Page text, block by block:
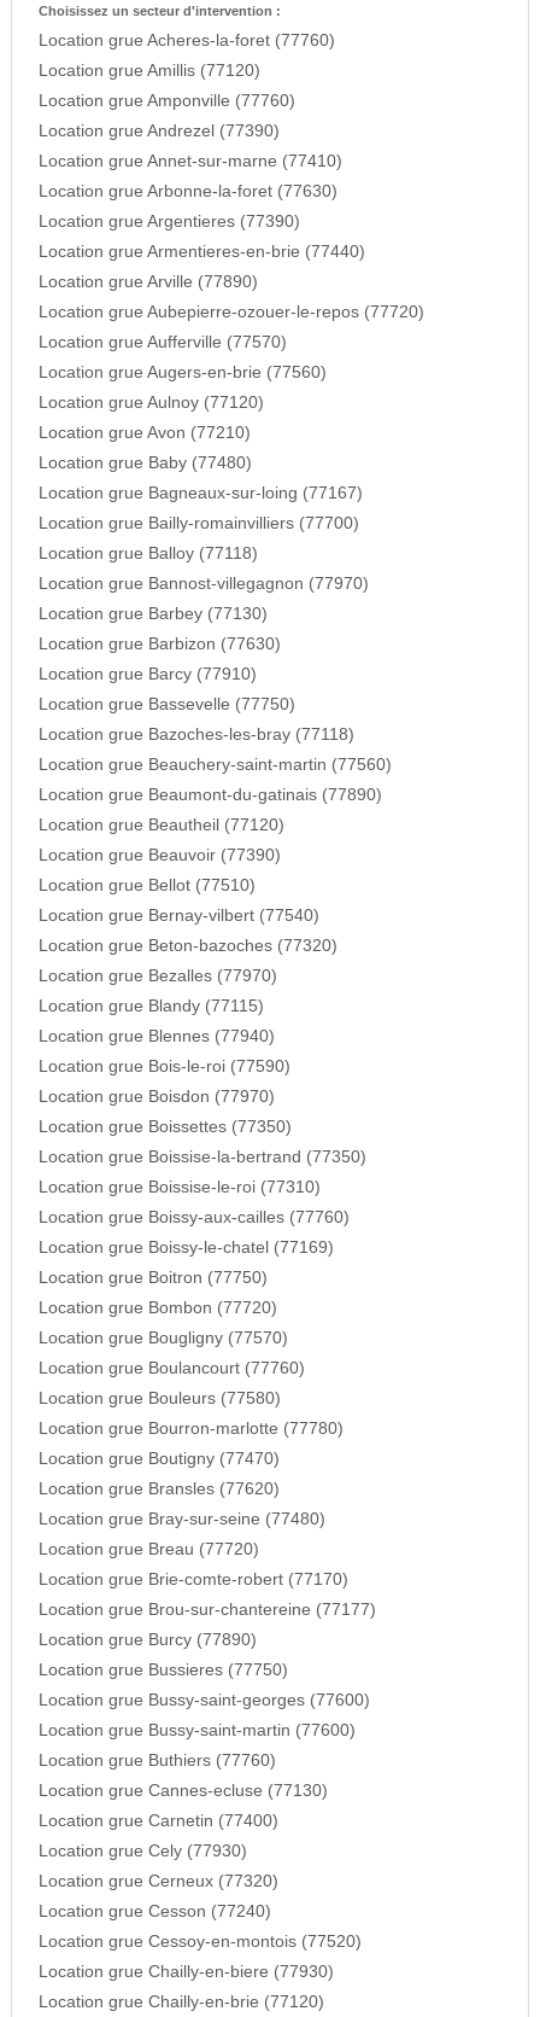
Choisissez un secteur d'intervention :
Location grue Acheres-la-foret (77760)
Location grue Amillis (77120)
Location grue Amponville (77760)
Location grue Andrezel (77390)
Location grue Annet-sur-marne (77410)
Location grue Arbonne-la-foret (77630)
Location grue Argentieres (77390)
Location grue Armentieres-en-brie (77440)
Location grue Arville (77890)
Location grue Aubepierre-ozouer-le-repos (77720)
Location grue Aufferville (77570)
Location grue Augers-en-brie (77560)
Location grue Aulnoy (77120)
Location grue Avon (77210)
Location grue Baby (77480)
Location grue Bagneaux-sur-loing (77167)
Location grue Bailly-romainvilliers (77700)
Location grue Balloy (77118)
Location grue Bannost-villegagnon (77970)
Location grue Barbey (77130)
Location grue Barbizon (77630)
Location grue Barcy (77910)
Location grue Bassevelle (77750)
Location grue Bazoches-les-bray (77118)
Location grue Beauchery-saint-martin (77560)
Location grue Beaumont-du-gatinais (77890)
Location grue Beautheil (77120)
Location grue Beauvoir (77390)
Location grue Bellot (77510)
Location grue Bernay-vilbert (77540)
Location grue Beton-bazoches (77320)
Location grue Bezalles (77970)
Location grue Blandy (77115)
Location grue Blennes (77940)
Location grue Bois-le-roi (77590)
Location grue Boisdon (77970)
Location grue Boissettes (77350)
Location grue Boissise-la-bertrand (77350)
Location grue Boissise-le-roi (77310)
Location grue Boissy-aux-cailles (77760)
Location grue Boissy-le-chatel (77169)
Location grue Boitron (77750)
Location grue Bombon (77720)
Location grue Bougligny (77570)
Location grue Boulancourt (77760)
Location grue Bouleurs (77580)
Location grue Bourron-marlotte (77780)
Location grue Boutigny (77470)
Location grue Bransles (77620)
Location grue Bray-sur-seine (77480)
Location grue Breau (77720)
Location grue Brie-comte-robert (77170)
Location grue Brou-sur-chantereine (77177)
Location grue Burcy (77890)
Location grue Bussieres (77750)
Location grue Bussy-saint-georges (77600)
Location grue Bussy-saint-martin (77600)
Location grue Buthiers (77760)
Location grue Cannes-ecluse (77130)
Location grue Carnetin (77400)
Location grue Cely (77930)
Location grue Cerneux (77320)
Location grue Cesson (77240)
Location grue Cessoy-en-montois (77520)
Location grue Chailly-en-biere (77930)
Location grue Chailly-en-brie (77120)